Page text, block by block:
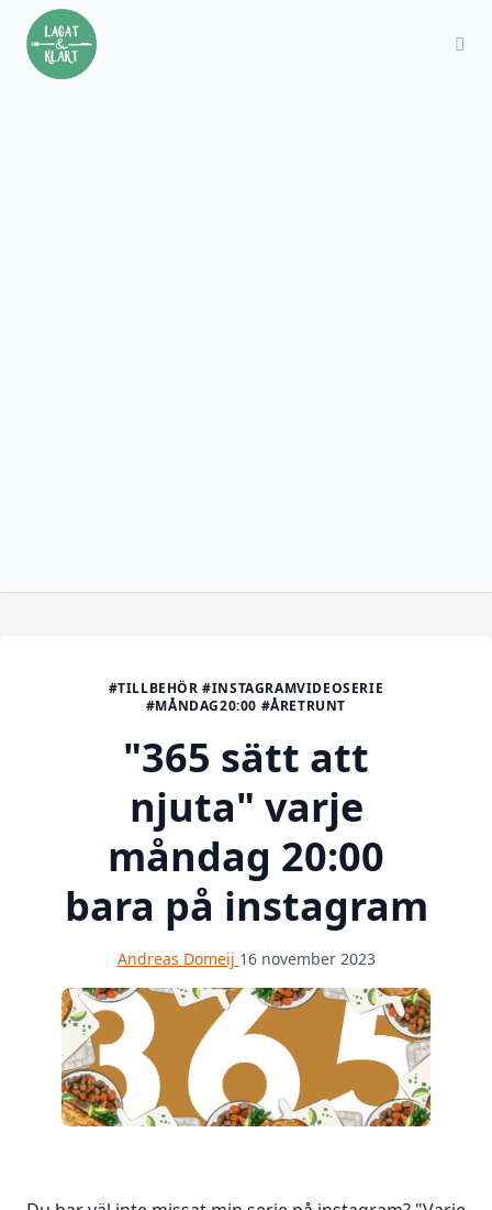
#TILLBEHÖR #INSTAGRAMVIDEOSERIE
#MÅNDAG20:00 #ÅRETRUNT
"365 sätt att
njuta" varje
måndag 20:00
bara på instagram
Andreas Domeij 16 november 2023